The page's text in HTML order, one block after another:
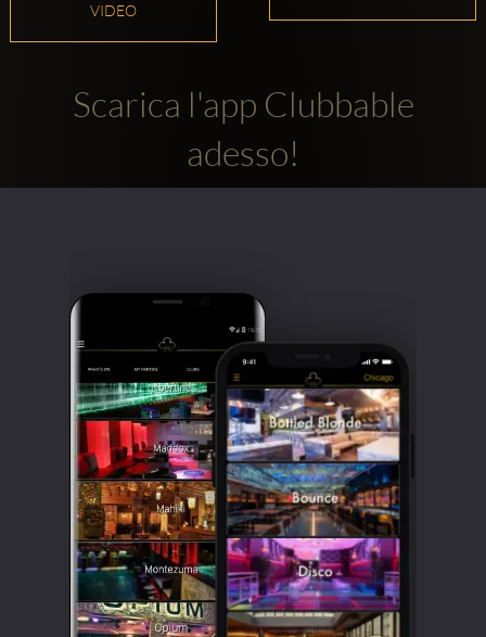
VIDEO
Scarica l'app Clubbable
adesso!